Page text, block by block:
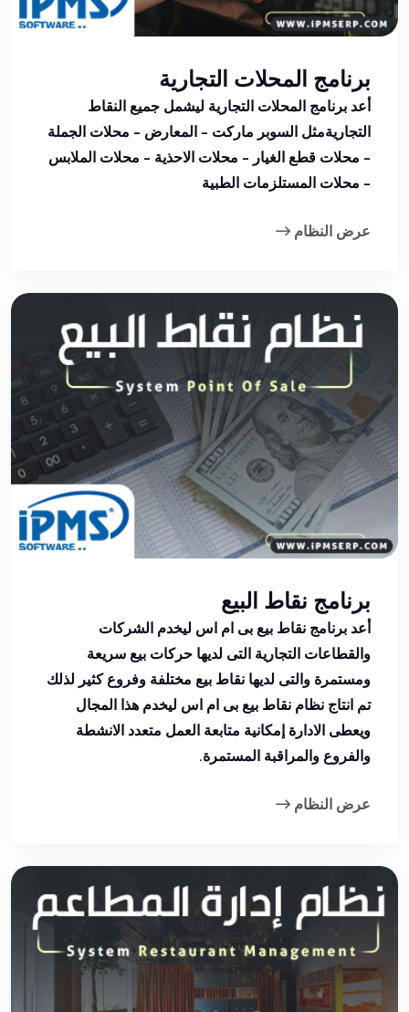
برنامج المحلات التجارية
أعد برنامج المحلات التجارية ليشمل جميع النقاط
التجاريةمثل السوبر ماركت - المعارض - محلات الجملة
- محلات قطع الغيار - محلات الاحذية - محلات الملابس
- محلات المستلزمات الطبية
عرض النظام
برنامج نقاط البيع
أعد برنامج نقاط بيع بى ام اس ليخدم الشركات
والقطاعات التجارية التى لديها حركات بيع سريعة
ومستمرة والتى لديها نقاط بيع مختلفة وفروع كثير لذلك
تم انتاج نظام نقاط بيع بى ام اس ليخدم هذا المجال
ويعطى الادارة إمكانية متابعة العمل متعدد الانشطة
والفروع والمراقبة المستمرة.
عرض النظام